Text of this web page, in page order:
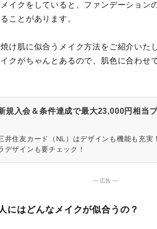
イクをしていると、ファンデーション
ことがあります。
け肌に似合うメイク方法をご紹介いた
クがちゃんとあるので、肌色に合わせ
規入会＆条件達成で最大23,000円相当
井住友カード（NL）はデザインも機能も充実
デザインも要チェック！
― 広告 ―
にはどんなメイクが似合うの？